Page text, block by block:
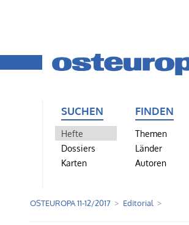
SUCHEN
Hefte
Dossiers
Karten
FINDEN
Themen
Länder
Autoren
OSTEUROPA 11-12/2017 Editorial